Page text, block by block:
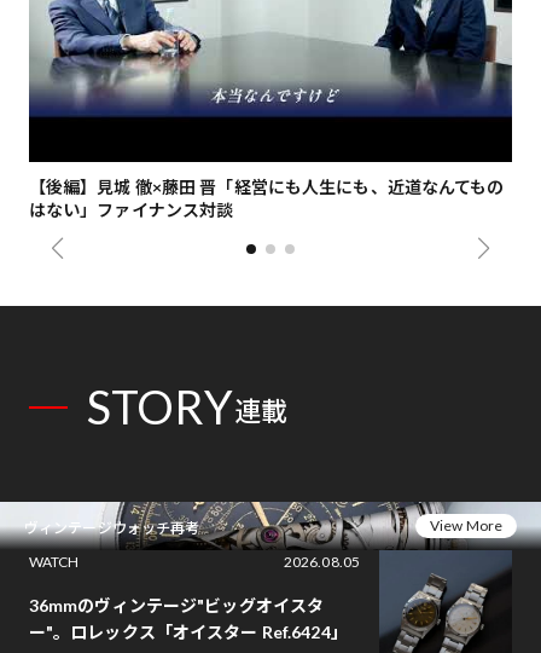
【後編】見城 徹×藤田 晋「経営にも人生にも、近道なんてもの
はない」ファイナンス対談
STORY連載
ヴィンテージウォッチ再考
View More
WATCH
2026.08.05
36mmのヴィンテージ"ビッグオイスタ
ー"。ロレックス「オイスター Ref.6424」